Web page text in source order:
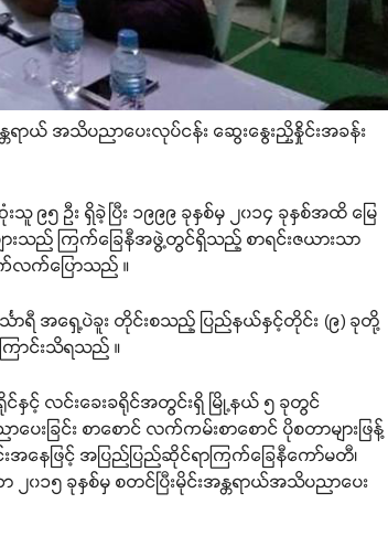
တရာယ် အသိပညာပေးလုပ်ငန်း ဆွေးနွေးညှိနှိုင်းအခန်း
၉၅ ဦး ရှိခဲ့ပြီး ၁၉၉၉ ခုနှစ်မှ ၂၀၁၄ ခုနှစ်အထိ မြေ
ားသည် ကြက်ခြေနီအဖွဲ့တွင်ရှိသည့် စာရင်းဇယားသာ
က်လက်ပြောသည် ။
နင်္သာရီ အရှေ့ပဲခူး တိုင်းစသည့် ပြည်နယ်နှင့်တိုင်း (၉) ခုတို့
ြောင်းသိရသည် ။
င်နှင့် လင်းခေးခရိုင်အတွင်းရှိ မြို့နယ် ၅ ခုတွင်
ခြင်း စာစောင် လက်ကမ်းစာစောင် ပိုစတာများဖြန့်
းအနေဖြင့် အပြည်ပြည်ဆိုင်ရာကြက်ခြေနီကော်မတီ၊
၂၀၁၅ ခုနှစ်မှ စတင်ပြီးမိုင်းအန္တရာယ်အသိပညာပေး